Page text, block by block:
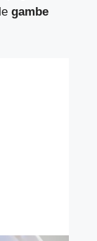
gambe